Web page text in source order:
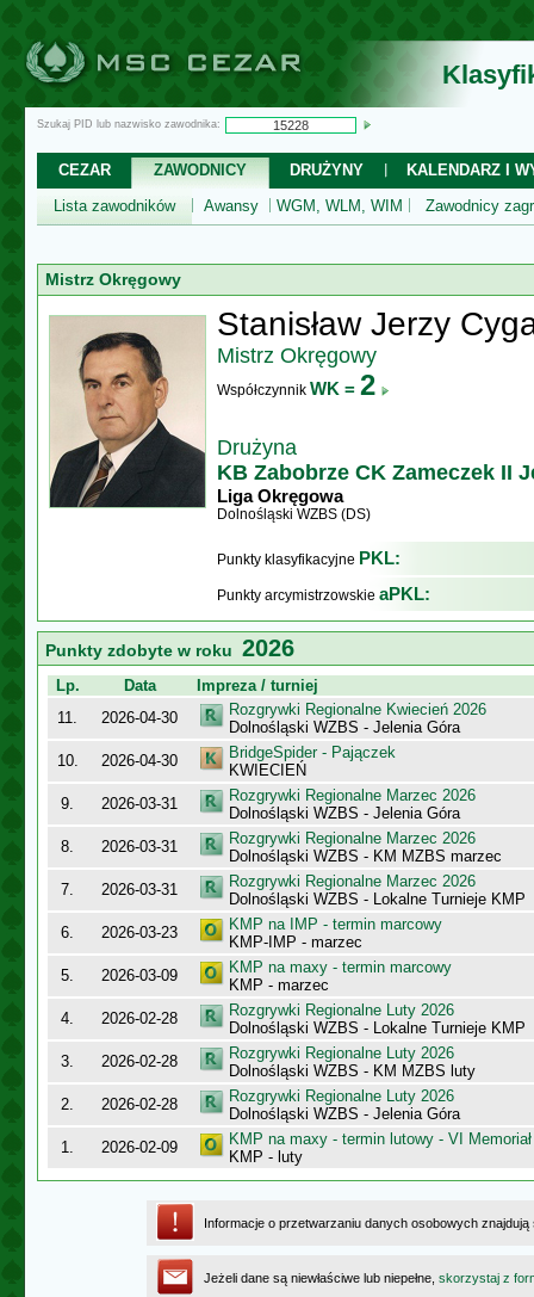
Szukaj PID lub nazwisko zawodnika:
CEZAR ZAWODNICY DRUŻYNY
KALENDARZ I
Lista zawodników
Awansy WGM, WLM, WIM Zawodnicy
Mistrz Okręgowy
Stanisław Jerzy
Mistrz Okręgowy
Współczynnik WK = 2
Drużyna
KB Zabobrze CK Zameczek II
Liga Okręgowa
Dolnośląski WZBS (DS)
Punkty klasyfikacyjne PKL:
Punkty arcymistrzowskie aPKL:
Punkty zdobyte w roku 2026
Lp. Data
Impreza / turniej
11.
2026-04-30
Rozgrywki Regionalne Kwiecień 2026
Dolnośląski WZBS - Jelenia Góra
10.
2026-04-30
BridgeSpider - Pajączek
KWIECIEŃ
9.
2026-03-31
Rozgrywki Regionalne Marzec 2026
Dolnośląski WZBS - Jelenia Góra
8.
2026-03-31
Rozgrywki Regionalne Marzec 2026
Dolnośląski WZBS - KM MZBS marzec
7.
2026-03-31
Rozgrywki Regionalne Marzec 2026
Dolnośląski WZBS - Lokalne Turnieje KMP
6.
2026-03-23
KMP na IMP - termin marcowy
KMP-IMP - marzec
5.
2026-03-09
KMP na maxy - termin marcowy
KMP - marzec
4.
2026-02-28
Rozgrywki Regionalne Luty 2026
Dolnośląski WZBS - Lokalne Turnieje KMP
3.
2026-02-28
Rozgrywki Regionalne Luty 2026
Dolnośląski WZBS - KM MZBS luty
2.
2026-02-28
Rozgrywki Regionalne Luty 2026
Dolnośląski WZBS - Jelenia Góra
1.
2026-02-09
KMP na maxy - termin lutowy - VI
KMP - luty
Informacje o przetwarzaniu danych osobowych
Jeżeli dane są niewłaściwe lub niepełne, skorzystaj z